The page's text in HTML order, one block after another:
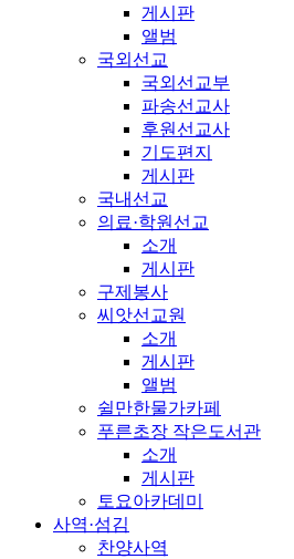
게시판
앨범
국외선교
국외선교부
파송선교사
후원선교사
기도편지
게시판
국내선교
의료·학원선교
소개
게시판
구제봉사
씨앗선교원
소개
게시판
앨범
쉴만한물가카페
푸른초장 작은도서관
소개
게시판
토요아카데미
사역·섬김
찬양사역